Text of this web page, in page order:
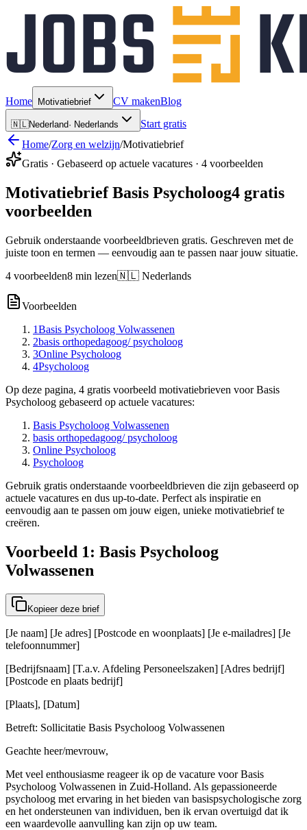
Home Motivatiebrief CV makenBlog
🇳🇱Nederland· Nederlands
Start gratis
Home/Zorg en welzijn/Motivatiebrief
Gratis · Gebaseerd op actuele vacatures · 4 voorbeelden
Motivatiebrief Basis Psycholoog4 gratis
voorbeelden
Gebruik onderstaande voorbeeldbrieven gratis. Geschreven met de
juiste toon en termen — eenvoudig aan te passen naar jouw situatie.
4 voorbeelden8 min lezen🇳🇱 Nederlands
Voorbeelden
1Basis Psycholoog Volwassenen
2basis orthopedagoog/ psycholoog
3Online Psycholoog
4Psycholoog
Op deze pagina, 4 gratis voorbeeld motivatiebrieven voor Basis
Psycholoog gebaseerd op actuele vacatures:
Basis Psycholoog Volwassenen
basis orthopedagoog/ psycholoog
Online Psycholoog
Psycholoog
Gebruik gratis onderstaande voorbeeldbrieven die zijn gebaseerd op
actuele vacatures en dus up-to-date. Perfect als inspiratie en
eenvoudig aan te passen om jouw eigen, unieke motivatiebrief te
creëren.
Voorbeeld 1: Basis Psycholoog
Volwassenen
Kopieer deze brief
[Je naam] [Je adres] [Postcode en woonplaats] [Je e-mailadres] [Je
telefoonnummer]
[Bedrijfsnaam] [T.a.v. Afdeling Personeelszaken] [Adres bedrijf]
[Postcode en plaats bedrijf]
[Plaats], [Datum]
Betreft: Sollicitatie Basis Psycholoog Volwassenen
Geachte heer/mevrouw,
Met veel enthousiasme reageer ik op de vacature voor Basis
Psycholoog Volwassenen in Zuid-Holland. Als gepassioneerde
psycholoog met ervaring in het bieden van basispsychologische zorg
en het ondersteunen van individuen, ben ik ervan overtuigd dat ik
een waardevolle aanvulling kan zijn op uw team.